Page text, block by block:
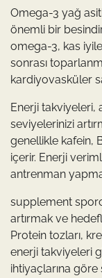
Omega-3 yağ
önemli bir
omega-3, kas
sonrası
kardiyovasküler
Enerji takviyeleri,
seviyelerinizi
genellikle kafein,
içerir. Enerji
antrenman
supplement
artırmak ve
Protein tozları,
enerji takviyeleri
ihtiyaçlarına